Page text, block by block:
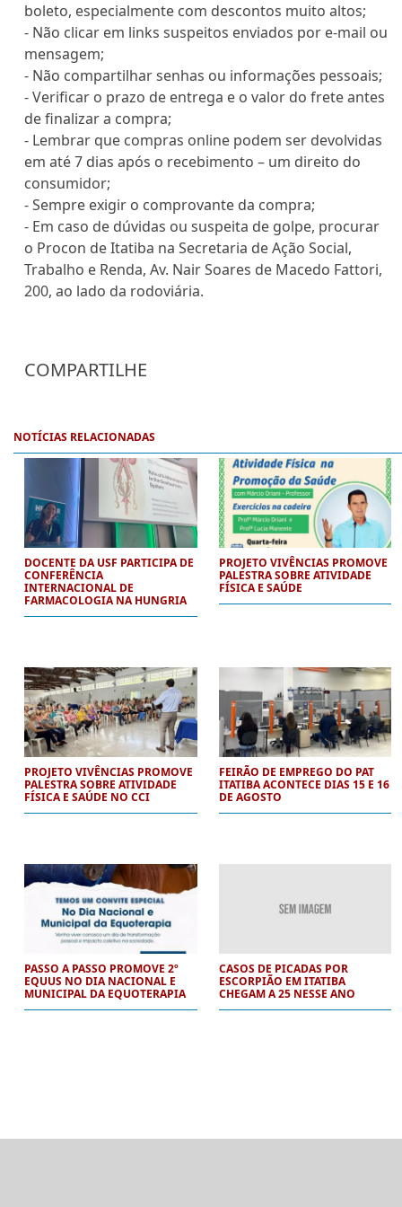
boleto, especialmente com descontos muito altos;
- Não clicar em links suspeitos enviados por e-mail ou
mensagem;
- Não compartilhar senhas ou informações pessoais;
- Verificar o prazo de entrega e o valor do frete antes
de finalizar a compra;
- Lembrar que compras online podem ser devolvidas
em até 7 dias após o recebimento – um direito do
consumidor;
- Sempre exigir o comprovante da compra;
- Em caso de dúvidas ou suspeita de golpe, procurar
o Procon de Itatiba na Secretaria de Ação Social,
Trabalho e Renda, Av. Nair Soares de Macedo Fattori,
200, ao lado da rodoviária.
COMPARTILHE
NOTÍCIAS RELACIONADAS
DOCENTE DA USF PARTICIPA DE
CONFERÊNCIA
INTERNACIONAL DE
FARMACOLOGIA NA HUNGRIA
PROJETO VIVÊNCIAS PROMOVE
PALESTRA SOBRE ATIVIDADE
FÍSICA E SAÚDE
PROJETO VIVÊNCIAS PROMOVE
PALESTRA SOBRE ATIVIDADE
FÍSICA E SAÚDE NO CCI
FEIRÃO DE EMPREGO DO PAT
ITATIBA ACONTECE DIAS 15 E 16
DE AGOSTO
PASSO A PASSO PROMOVE 2º
EQUUS NO DIA NACIONAL E
MUNICIPAL DA EQUOTERAPIA
CASOS DE PICADAS POR
ESCORPIÃO EM ITATIBA
CHEGAM A 25 NESSE ANO